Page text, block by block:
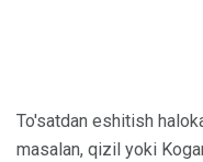
To'satdan eshitish
masalan, qizil yoki